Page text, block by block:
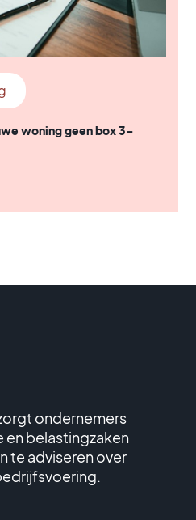
woning geen box 3-
ondernemers
en belastingzaken
te adviseren over